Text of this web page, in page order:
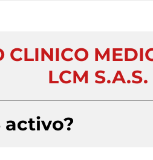
CLINICO
LCM S.A.S.
activo?